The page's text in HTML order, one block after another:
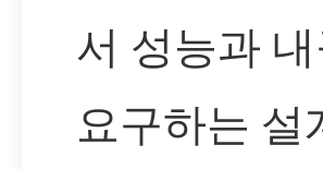
서 성능과
요구하는 설